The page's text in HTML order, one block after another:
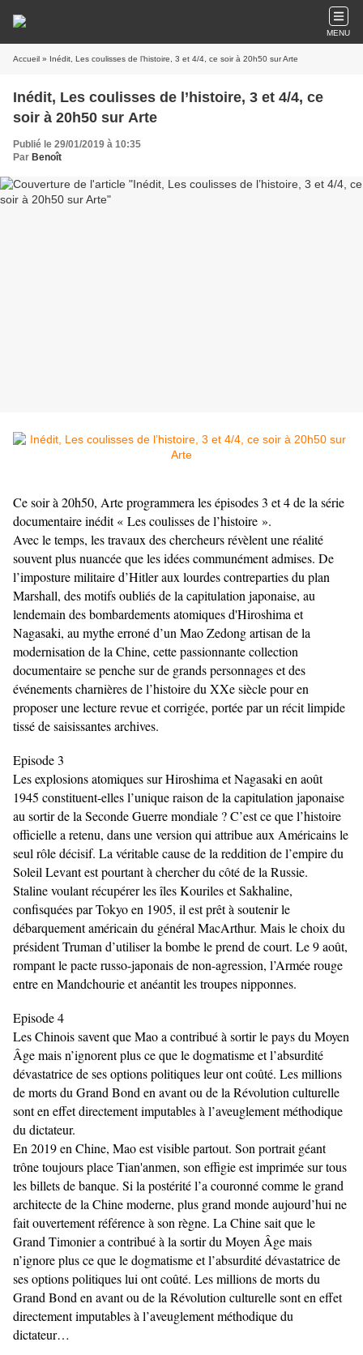
MENU
Accueil » Inédit, Les coulisses de l’histoire, 3 et 4/4, ce soir à 20h50 sur Arte
Inédit, Les coulisses de l’histoire, 3 et 4/4, ce
soir à 20h50 sur Arte
Publié le 29/01/2019 à 10:35
Par Benoît
Ce soir à 20h50, Arte programmera les épisodes 3 et 4 de la série
documentaire inédit « Les coulisses de l’histoire ».
Avec le temps, les travaux des chercheurs révèlent une réalité
souvent plus nuancée que les idées communément admises. De
l’imposture militaire d’Hitler aux lourdes contreparties du plan
Marshall, des motifs oubliés de la capitulation japonaise, au
lendemain des bombardements atomiques d'Hiroshima et
Nagasaki, au mythe erroné d’un Mao Zedong artisan de la
modernisation de la Chine, cette passionnante collection
documentaire se penche sur de grands personnages et des
événements charnières de l’histoire du XXe siècle pour en
proposer une lecture revue et corrigée, portée par un récit limpide
tissé de saisissantes archives.
Episode 3
Les explosions atomiques sur Hiroshima et Nagasaki en août
1945 constituent-elles l’unique raison de la capitulation japonaise
au sortir de la Seconde Guerre mondiale ? C’est ce que l’histoire
officielle a retenu, dans une version qui attribue aux Américains le
seul rôle décisif. La véritable cause de la reddition de l’empire du
Soleil Levant est pourtant à chercher du côté de la Russie.
Staline voulant récupérer les îles Kouriles et Sakhaline,
confisquées par Tokyo en 1905, il est prêt à soutenir le
débarquement américain du général MacArthur. Mais le choix du
président Truman d’utiliser la bombe le prend de court. Le 9 août,
rompant le pacte russo-japonais de non-agression, l’Armée rouge
entre en Mandchourie et anéantit les troupes nipponnes.
Episode 4
Les Chinois savent que Mao a contribué à sortir le pays du Moyen
Âge mais n’ignorent plus ce que le dogmatisme et l’absurdité
dévastatrice de ses options politiques leur ont coûté. Les millions
de morts du Grand Bond en avant ou de la Révolution culturelle
sont en effet directement imputables à l’aveuglement méthodique
du dictateur.
En 2019 en Chine, Mao est visible partout. Son portrait géant
trône toujours place Tian'anmen, son effigie est imprimée sur tous
les billets de banque. Si la postérité l’a couronné comme le grand
architecte de la Chine moderne, plus grand monde aujourd’hui ne
fait ouvertement référence à son règne. La Chine sait que le
Grand Timonier a contribué à la sortir du Moyen Âge mais
n’ignore plus ce que le dogmatisme et l’absurdité dévastatrice de
ses options politiques lui ont coûté. Les millions de morts du
Grand Bond en avant ou de la Révolution culturelle sont en effet
directement imputables à l’aveuglement méthodique du
dictateur…